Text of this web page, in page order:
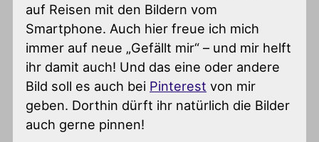
auf Reisen mit den Bildern vom
Smartphone. Auch hier freue ich mich
immer auf neue „Gefällt mir“ – und mir helft
ihr damit auch! Und das eine oder andere
Bild soll es auch bei Pinterest von mir
geben. Dorthin dürft ihr natürlich die Bilder
auch gerne pinnen!